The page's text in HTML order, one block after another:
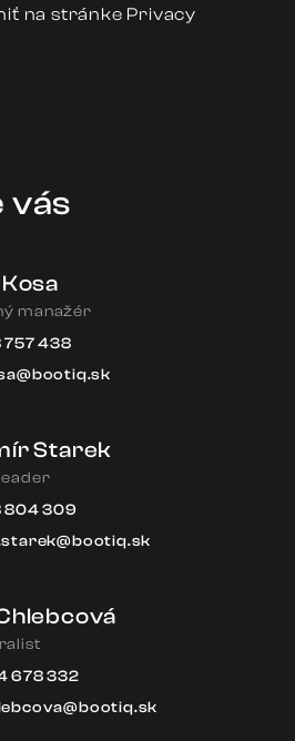
na stránke Privacy
vás
manažér
757 438
Starek
804 309
678 332